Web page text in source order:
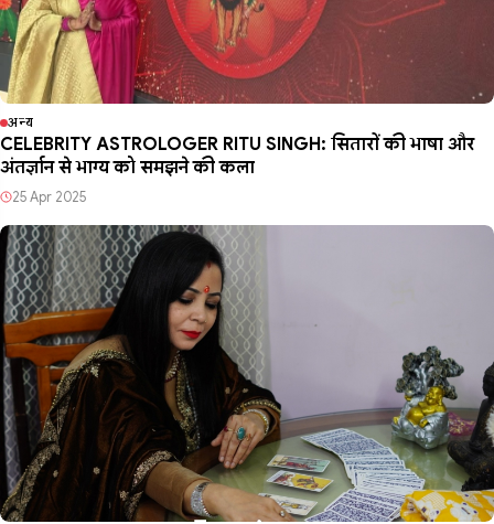
अन्य
CELEBRITY ASTROLOGER RITU SINGH: सितारों की भाषा और
अंतर्ज्ञान से भाग्य को समझने की कला
25 Apr 2025